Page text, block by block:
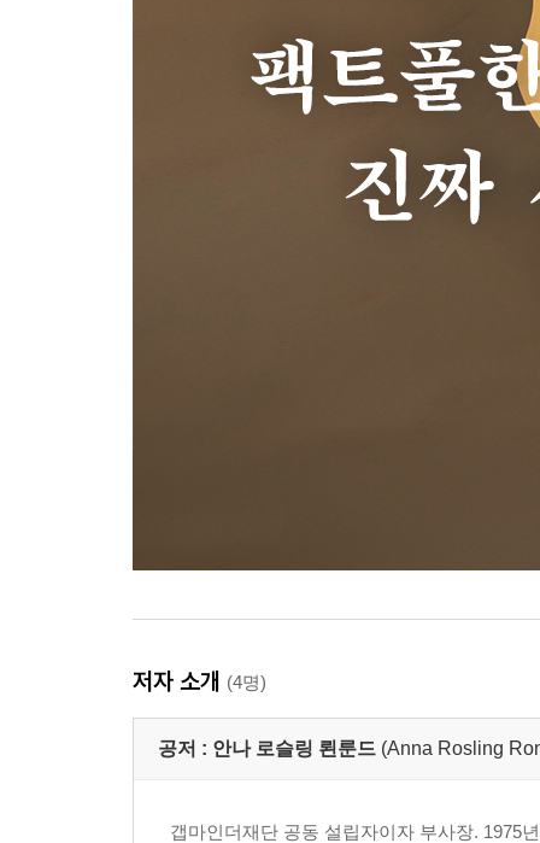
저자 소개 (4명)
공저 : 안나 로슬링 뢴룬드 (Anna Rosling
갭마인더재단 공동 설립자이자 부사장. 1975